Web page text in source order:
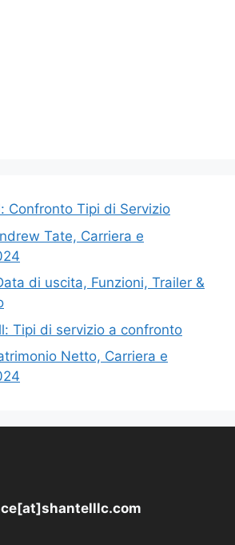
Confronto Tipi di Servizio
Tate, Carriera e
di uscita, Funzioni, Trailer &
Tipi di servizio a confronto
Netto, Carriera e